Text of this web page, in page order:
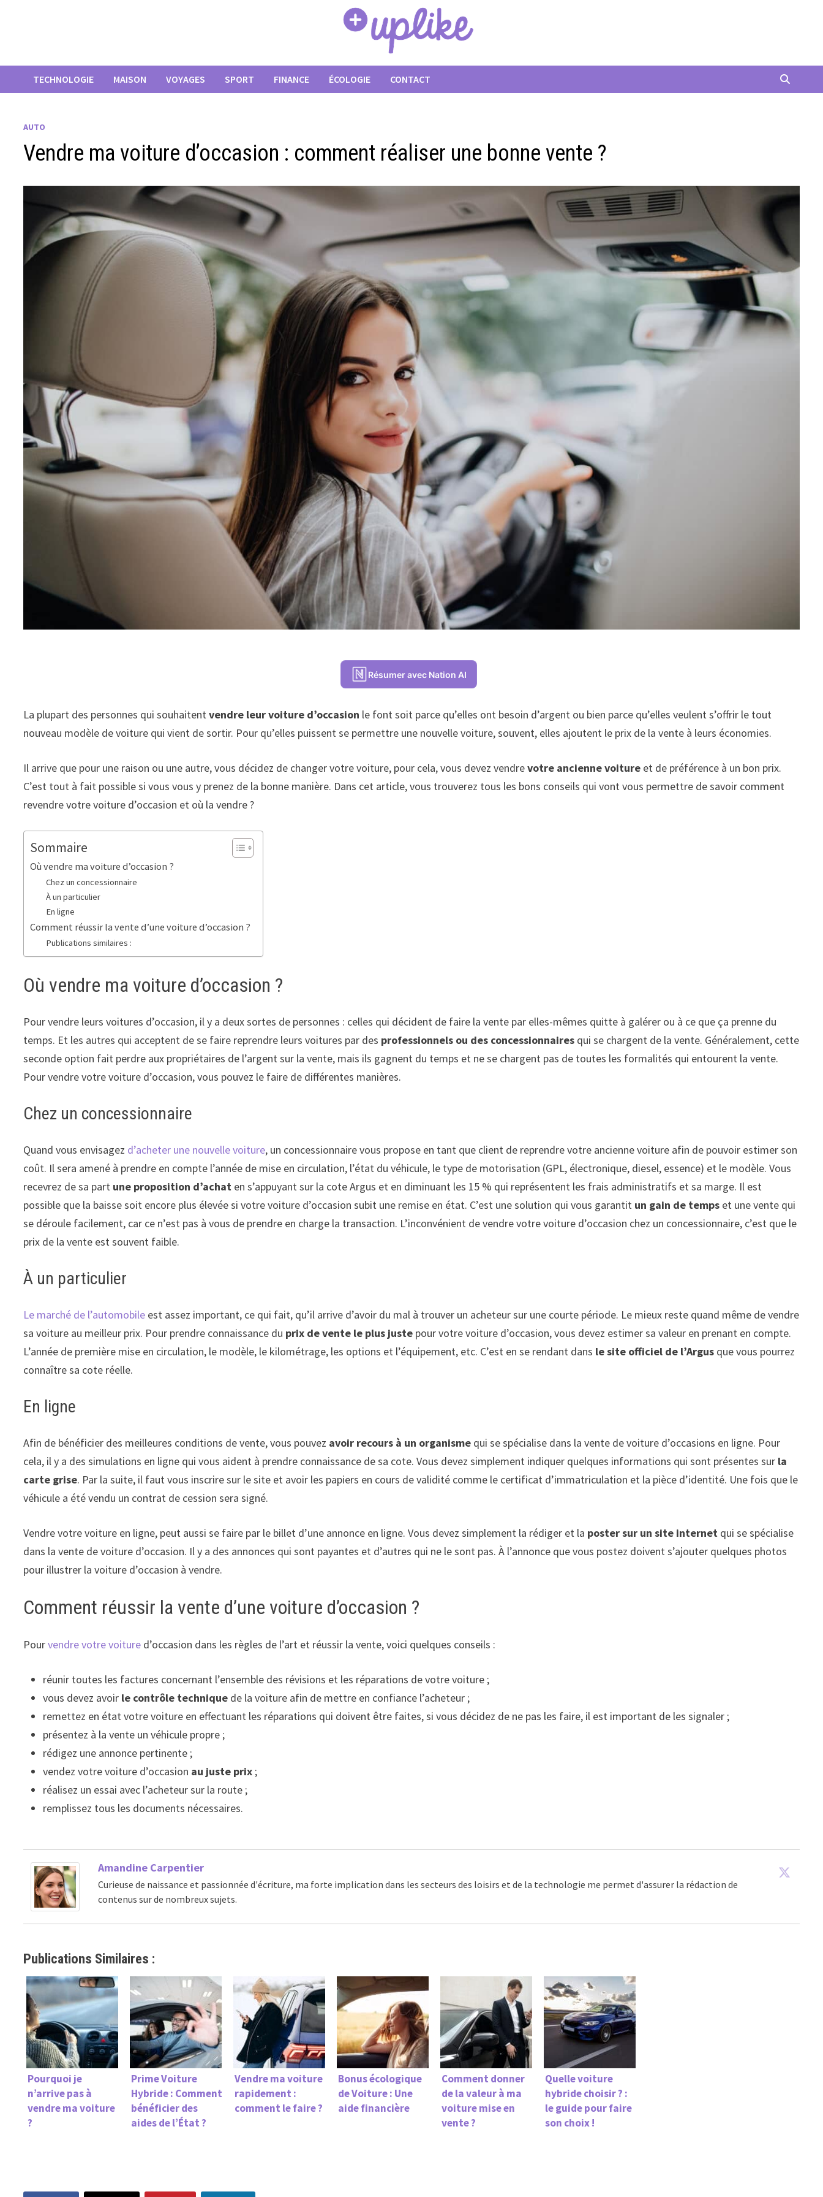
TECHNOLOGIE MAISON VOYAGES SPORT FINANCE ÉCOLOGIE CONTACT
AUTO
Vendre ma voiture d’occasion : comment réaliser une bonne vente ?
Résumer avec Nation AI
La plupart des personnes qui souhaitentvendre leur voiture d’occasion le font soit parce qu’elles ont besoin d’argent ou bien parce qu’elles veulent s’offrir le tout
nouveau modèle de voiture qui vient de sortir. Pour qu’elles puissent se permettre une nouvelle voiture, souvent, elles ajoutent le prix de la vente à leurs économies.
Il arrive que pour une raison ou une autre, vous décidez de changer votre voiture, pour cela, vous devez vendrevotre ancienne voiture et de préférence à un bon prix.
C’est tout à fait possible si vous vous y prenez de la bonne manière. Dans cet article, vous trouverez tous les bons conseils qui vont vous permettre de savoir comment
revendre votre voiture d’occasion et où la vendre ?
Sommaire
Où vendre ma voiture d’occasion ?
Chez un concessionnaire
À un particulier
En ligne
Comment réussir la vente d’une voiture d’occasion ?
Publications similaires :
Où vendre ma voiture d’occasion ?
Pour vendre leurs voitures d’occasion, il y a deux sortes de personnes : celles qui décident de faire la vente par elles-mêmes quitte à galérer ou à ce que ça prenne du
temps. Et les autres qui acceptent de se faire reprendre leurs voitures par des professionnels ou des concessionnaires qui se chargent de la vente. Généralement, cette
seconde option fait perdre aux propriétaires de l’argent sur la vente, mais ils gagnent du temps et ne se chargent pas de toutes les formalités qui entourent la vente.
Pour vendre votre voiture d’occasion, vous pouvez le faire de différentes manières.
Chez un concessionnaire
Quand vous envisagez d’acheter une nouvelle voiture, un concessionnaire vous propose en tant que client de reprendre votre ancienne voiture afin de pouvoir estimer son
coût. Il sera amené à prendre en compte l’année de mise en circulation, l’état du véhicule, le type de motorisation (GPL, électronique, diesel, essence) et le modèle. Vous
recevrez de sa part une proposition d’achat en s’appuyant sur la cote Argus et en diminuant les 15 % qui représentent les frais administratifs et sa marge. Il est
possible que la baisse soit encore plus élevée si votre voiture d’occasion subit une remise en état. C’est une solution qui vous garantit un gain de temps et une vente qui
se déroule facilement, car ce n’est pas à vous de prendre en charge la transaction. L’inconvénient de vendre votre voiture d’occasion chez un concessionnaire, c’est que le
prix de la vente est souvent faible.
À un particulier
Le marché de l’automobile est assez important, ce qui fait, qu’il arrive d’avoir du mal à trouver un acheteur sur une courte période. Le mieux reste quand même de vendre
sa voiture au meilleur prix. Pour prendre connaissance du prix de vente le plus juste pour votre voiture d’occasion, vous devez estimer sa valeur en prenant en compte.
L’année de première mise en circulation, le modèle, le kilométrage, les options et l’équipement, etc. C’est en se rendant dans le site officiel de l’Argus que vous pourrez
connaître sa cote réelle.
En ligne
Afin de bénéficier des meilleures conditions de vente, vous pouvez avoir recours à un organisme qui se spécialise dans la vente de voiture d’occasions en ligne. Pour
cela, il y a des simulations en ligne qui vous aident à prendre connaissance de sa cote. Vous devez simplement indiquer quelques informations qui sont présentes sur la
carte grise. Par la suite, il faut vous inscrire sur le site et avoir les papiers en cours de validité comme le certificat d’immatriculation et la pièce d’identité. Une fois que le
véhicule a été vendu un contrat de cession sera signé.
Vendre votre voiture en ligne, peut aussi se faire par le billet d’une annonce en ligne. Vous devez simplement la rédiger et la poster sur un site internet qui se spécialise
dans la vente de voiture d’occasion. Il y a des annonces qui sont payantes et d’autres qui ne le sont pas. À l’annonce que vous postez doivent s’ajouter quelques photos
pour illustrer la voiture d’occasion à vendre.
Comment réussir la vente d’une voiture d’occasion ?
Pourvendre votre voiture d’occasion dans les règles de l’art et réussir la vente, voici quelques conseils :
réunir toutes les factures concernant l’ensemble des révisions et les réparations de votre voiture ;
vous devez avoir le contrôle technique de la voiture afin de mettre en confiance l’acheteur ;
remettez en état votre voiture en effectuant les réparations qui doivent être faites, si vous décidez de ne pas les faire, il est important de les signaler ;
présentez à la vente un véhicule propre ;
rédigez une annonce pertinente ;
vendez votre voiture d’occasion au juste prix ;
réalisez un essai avec l’acheteur sur la route ;
remplissez tous les documents nécessaires.
Amandine Carpentier
Curieuse de naissance et passionnée d'écriture, ma forte implication dans les secteurs des loisirs et de la technologie me permet d'assurer la rédaction de
contenus sur de nombreux sujets.
Publications Similaires :
Pourquoi je
n’arrive pas à
vendre ma voiture
?
Prime Voiture
Hybride : Comment
bénéficier des
aides de l’État ?
Vendre ma voiture
rapidement :
comment le faire ?
Bonus écologique
de Voiture : Une
aide financière
Comment donner
de la valeur à ma
voiture mise en
vente ?
Quelle voiture
hybride choisir ? :
le guide pour faire
son choix !